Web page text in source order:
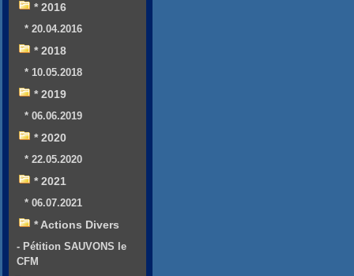
* 2016
* 20.04.2016
* 2018
* 10.05.2018
* 2019
* 06.06.2019
* 2020
* 22.05.2020
* 2021
* 06.07.2021
* Actions Divers
- Pétition SAUVONS le
CFM